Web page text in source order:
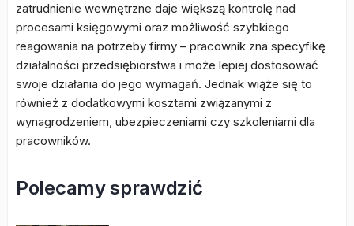
zatrudnienie wewnętrzne daje większą kontrolę nad
procesami księgowymi oraz możliwość szybkiego
reagowania na potrzeby firmy – pracownik zna specyfikę
działalności przedsiębiorstwa i może lepiej dostosować
swoje działania do jego wymagań. Jednak wiąże się to
również z dodatkowymi kosztami związanymi z
wynagrodzeniem, ubezpieczeniami czy szkoleniami dla
pracowników.
Polecamy sprawdzić